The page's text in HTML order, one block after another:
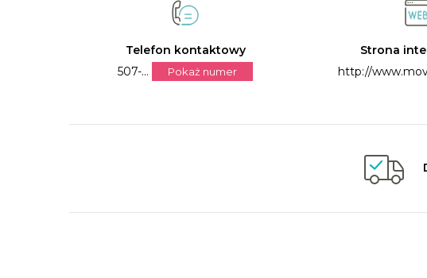
Telefon kontaktowy
507-...
Pokaż numer
Strona
http://